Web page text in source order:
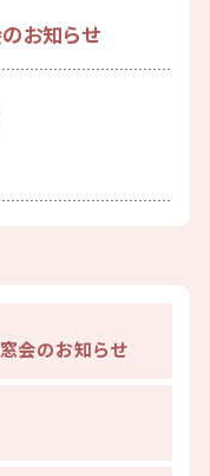
お知らせ
会のお知らせ